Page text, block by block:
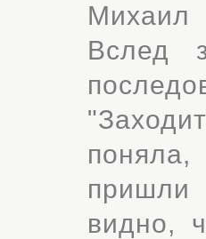
Михаил
Вслед
пришли
видно,